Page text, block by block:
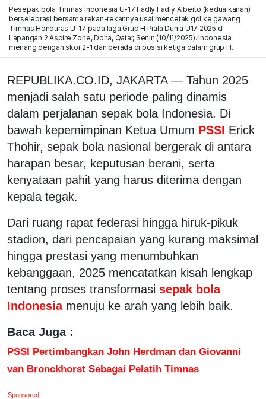
Pesepak bola Timnas Indonesia U-17 Fadly Fadly Alberto (kedua kanan)
berselebrasi bersama rekan-rekannya usai mencetak gol ke gawang
Timnas Honduras U-17 pada laga Grup H Piala Dunia U17 2025 di
Lapangan 2 Aspire Zone, Doha, Qatar, Senin (10/11/2025). Indonesia
menang dengan skor 2-1 dan berada di posisi ketiga dalam grup H.
REPUBLIKA.CO.ID, JAKARTA — Tahun 2025
menjadi salah satu periode paling dinamis
dalam perjalanan sepak bola Indonesia. Di
bawah kepemimpinan Ketua Umum PSSI Erick
Thohir, sepak bola nasional bergerak di antara
harapan besar, keputusan berani, serta
kenyataan pahit yang harus diterima dengan
kepala tegak.
Dari ruang rapat federasi hingga hiruk-pikuk
stadion, dari pencapaian yang kurang maksimal
hingga prestasi yang menumbuhkan
kebanggaan, 2025 mencatatkan kisah lengkap
tentang proses transformasi sepak bola
Indonesia menuju ke arah yang lebih baik.
Baca Juga :
PSSI Pertimbangkan John Herdman dan Giovanni
van Bronckhorst Sebagai Pelatih Timnas
Sponsored